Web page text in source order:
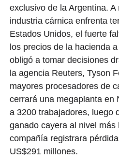
exclusivo de la Argentina. A
industria cárnica enfrenta
Estados Unidos, el fuerte
los precios de la hacienda
obligó a tomar decisiones
la agencia Reuters, Tyson
mayores procesadores de
cerrará una megaplanta en
a 3200 trabajadores, luego
ganado cayera al nivel
compañía registrara
US$291 millones.